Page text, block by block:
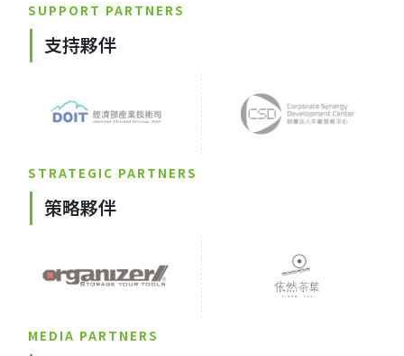
SUPPORT PARTNERS
支持夥伴
STRATEGIC PARTNERS
策略夥伴
MEDIA PARTNERS